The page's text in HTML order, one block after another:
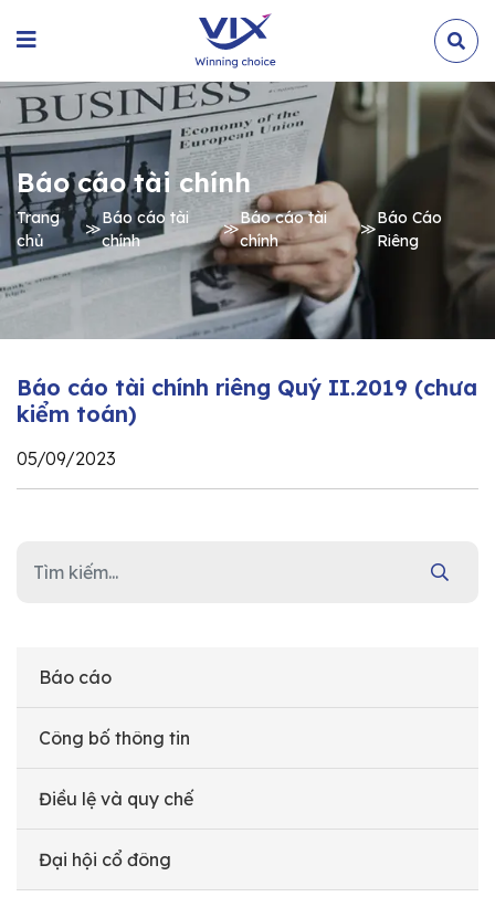
Báo cáo tài chính
Trang
chủ
≫
Báo cáo tài
chính
≫
Báo cáo tài
chính
≫
Báo Cáo
Riêng
Báo cáo
Công bố thông tin
Điều lệ và quy chế
Đại hội cổ đông
Báo cáo tài chính riêng Quý II.2019 (chưa
kiểm toán)
05/09/2023